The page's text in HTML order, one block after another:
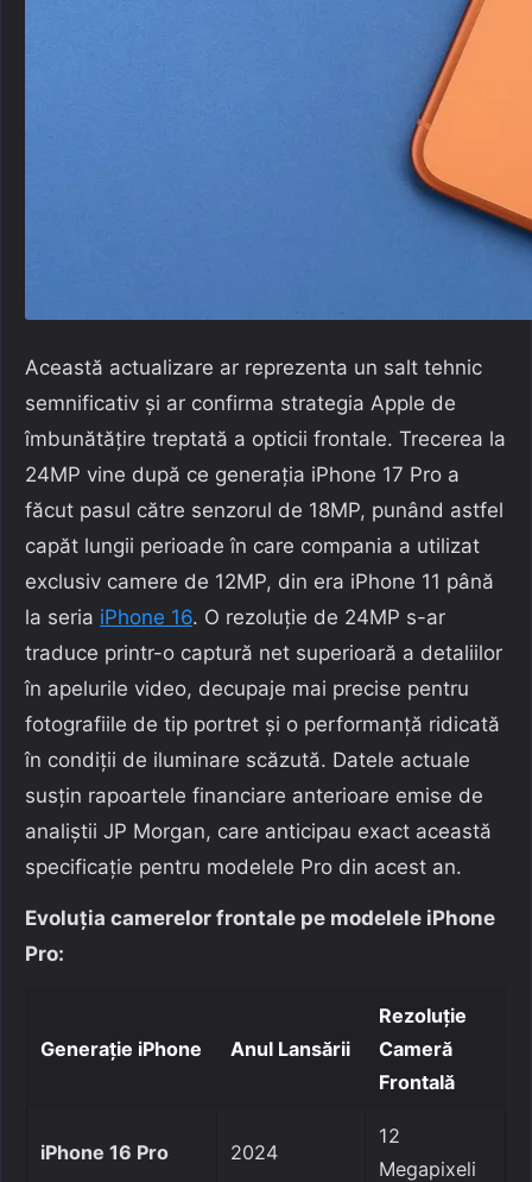
Această actualizare ar reprezenta un salt tehnic
semnificativ și ar confirma strategia Apple de
îmbunătățire treptată a opticii frontale. Trecerea la
24MP vine după ce generația iPhone 17 Pro a
făcut pasul către senzorul de 18MP, punând astfel
capăt lungii perioade în care compania a utilizat
exclusiv camere de 12MP, din era iPhone 11 până
la seria iPhone 16. O rezoluție de 24MP s-ar
traduce printr-o captură net superioară a detaliilor
în apelurile video, decupaje mai precise pentru
fotografiile de tip portret și o performanță ridicată
în condiții de iluminare scăzută. Datele actuale
susțin rapoartele financiare anterioare emise de
analiștii JP Morgan, care anticipau exact această
specificație pentru modelele Pro din acest an.
Evoluția camerelor frontale pe modelele iPhone
Pro:
Generație iPhone Anul Lansării
Rezoluție
Cameră
Frontală
iPhone 16 Pro 2024
12
Megapixeli